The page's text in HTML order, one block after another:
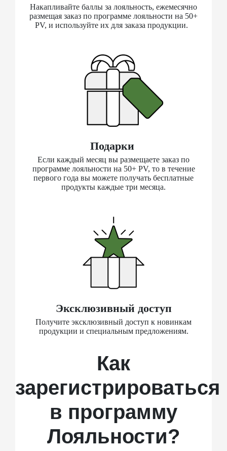
Накапливайте баллы за лояльность, ежемесячно
размещая заказ по программе лояльности на 50+
PV, и используйте их для заказа продукции.
Подарки
Если каждый месяц вы размещаете заказ по
программе лояльности на 50+ PV, то в течение
первого года вы можете получать бесплатные
продукты каждые три месяца.
Эксклюзивный доступ
Получите эксклюзивный доступ к новинкам
продукции и специальным предложениям.
Как
зарегистрироваться
в программу
Лояльности?